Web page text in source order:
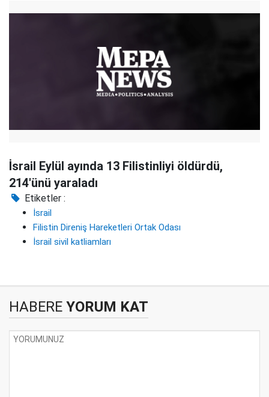
İsrail Eylül ayında 13 Filistinliyi öldürdü,
214'ünü yaraladı
Etiketler :
İsrail
Filistin Direniş Hareketleri Ortak Odası
İsrail sivil katliamları
HABERE YORUM KAT